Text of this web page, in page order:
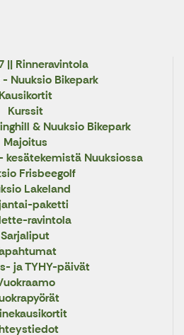
|| Rinneravintola
Nuuksio Bikepark
Kausikortit
Kurssit
& Nuuksio Bikepark
Majoitus
kesätekemistä Nuuksiossa
Frisbeegolf
Lakeland
paketti
ravintola
Sarjaliput
ja TYHY-päivät